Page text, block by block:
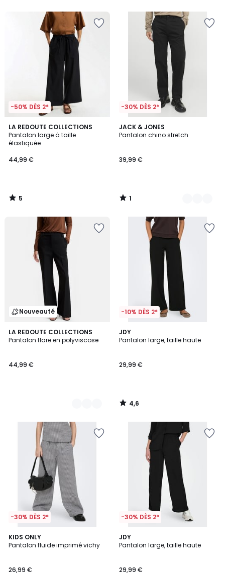
-50% DÈS 2*
LA REDOUTE COLLECTIONS
Pantalon large à taille
élastiquée
44,99 €
5
/
5
5
/
-30% DÈS 2*
JACK & JONES
Pantalon chino stretch
39,99 €
1
/
2
Couleurs
1
/
Nouveauté
LA REDOUTE COLLECTIONS
Pantalon flare en polyviscose
44,99 €
2
Couleurs
-10% DÈS 2*
JDY
Pantalon large, taille haute
29,99 €
4,6
/ 5
4,6
/
-30% DÈS 2*
KIDS ONLY
Pantalon fluide imprimé vichy
26,99 €
-30% DÈS 2*
JDY
Pantalon large, taille haute
29,99 €
4,6
/ 5